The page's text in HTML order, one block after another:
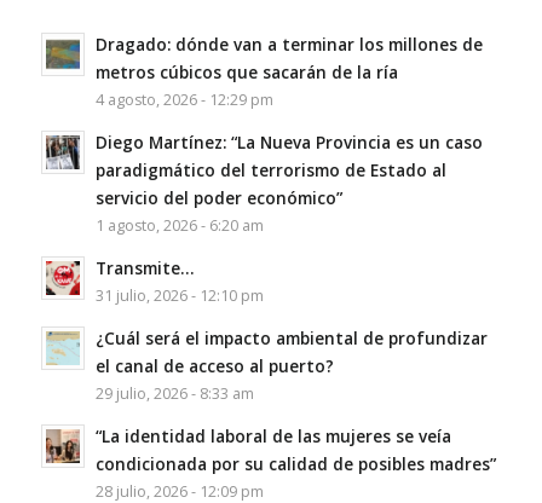
Dragado: dónde van a terminar los millones de
metros cúbicos que sacarán de la ría
4 agosto, 2026 - 12:29 pm
Diego Martínez: “La Nueva Provincia es un caso
paradigmático del terrorismo de Estado al
servicio del poder económico”
1 agosto, 2026 - 6:20 am
Transmite…
31 julio, 2026 - 12:10 pm
¿Cuál será el impacto ambiental de profundizar
el canal de acceso al puerto?
29 julio, 2026 - 8:33 am
“La identidad laboral de las mujeres se veía
condicionada por su calidad de posibles madres”
28 julio, 2026 - 12:09 pm